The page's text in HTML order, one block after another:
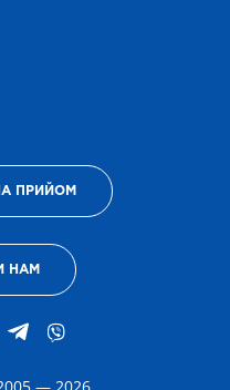
ПРИЙОМ
НАМ
— 2026